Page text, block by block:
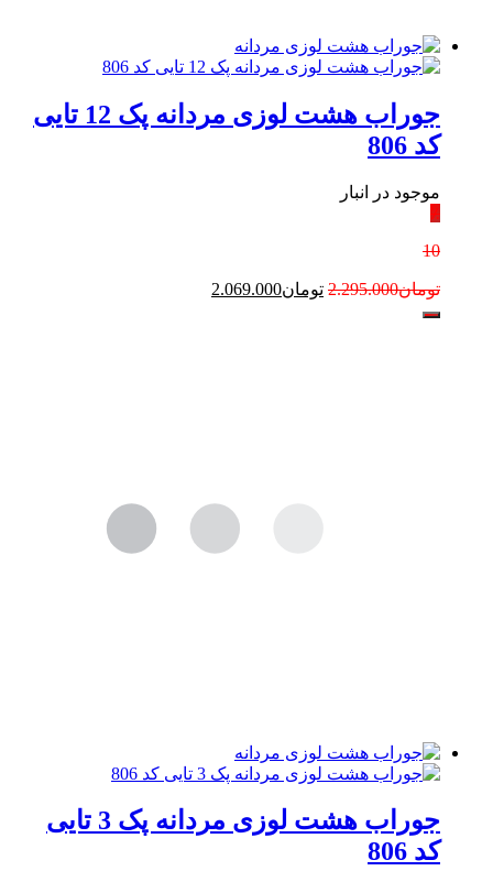
جوراب هشت لوزی مردانه پک 12 تایی
کد 806
موجود در انبار
٪
10
تومان2.295.000 تومان2.069.000
جوراب هشت لوزی مردانه پک 3 تایی
کد 806